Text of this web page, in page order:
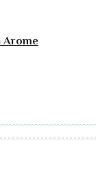
Arome